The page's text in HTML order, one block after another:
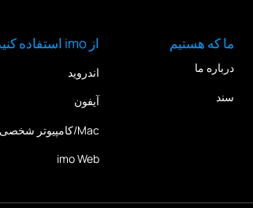
ما که هستیم
درباره ما
سند
از imo استفاده کنید
اندروید
آیفون
Mac/کامپیوتر شخصی (PC)
imo Web